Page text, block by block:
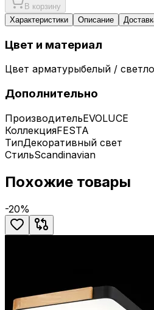
В корзину
Характеристики
Описание
Цвет и материал
Цвет арматурыбелый /
Дополнительно
ПроизводительEVOLUCE
КоллекцияFESTA
ТипДекоративный свет
СтильScandinavian
Похожие товары
-20%